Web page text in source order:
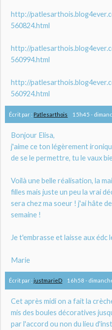
http://
560824.html
http://
560994.html
http://
560924.html
Écrit par : Patlesarthois 15h45 -
Bonjour Elisa,
j'aime ce ton légèrement
de se le permettre, tu le vaux
Voilà une belle réalisation, la
filles mais juste un peu la vrai
sera chez ma soeur ! j'ai hâte
semaine !
Je t'embrasse et laisse aux
Marie
Écrit par :justmarieD 16h58 -
Cet après midi on a fait la
mis des boules décoratives
par l'accord ou non du lieu